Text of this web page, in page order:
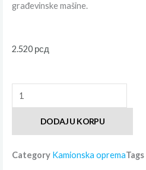
građevinske mašine.
2.520 рсд
Rotaciona
lampa
količina
DODAJ U KORPU
Category Kamionska opremaTags